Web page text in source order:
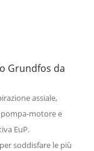
Grundfos da
assiale,
motore e
EuP.
soddisfare le più